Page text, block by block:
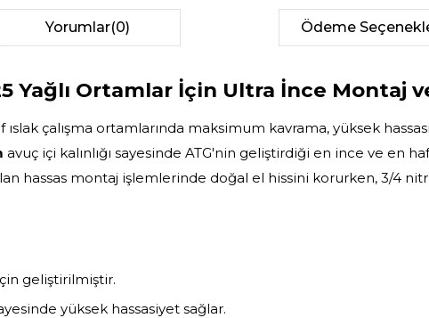
Yorumlar(0) Ödeme
Yağlı Ortamlar İçin Ultra İnce Montaj
ıslak çalışma ortamlarında maksimum kavrama, yüksek
avuç içi kalınlığı sayesinde ATG'nin geliştirdiği en ince ve en
hassas montaj işlemlerinde doğal el hissini korurken, 3/4
geliştirilmiştir.
yüksek hassasiyet sağlar.